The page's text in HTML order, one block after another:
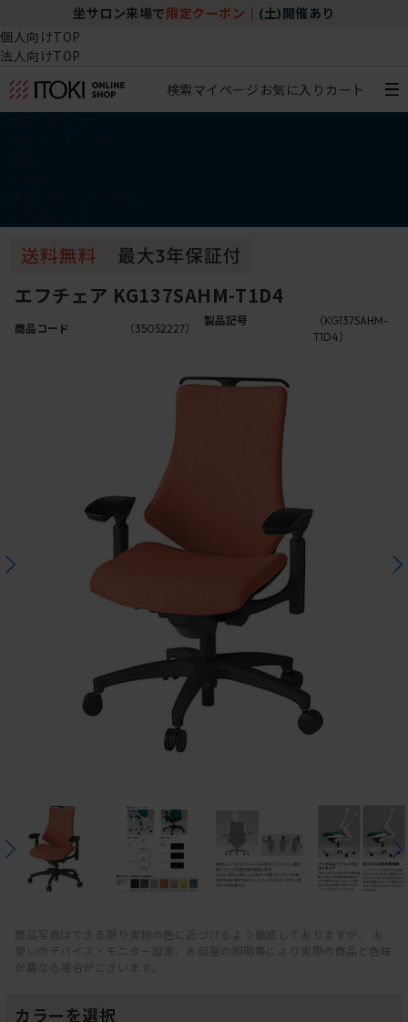
坐サロン来場で 限定クーポン (土)開催あり
個人向けTOP
法人向けTOP
検索マイページ お気に入り カート
エフチェア KG137SAHM-T1D4
商品コード （35052227）
製品記号
（KG137SAHM-
T1D4）
商品写真はできる限り実物の色に近づけるよう徹底しておりますが、 お
使いのデバイス・モニター設定、お部屋の照明等により実際の商品と色味
が異なる場合がございます。
カラーを選択